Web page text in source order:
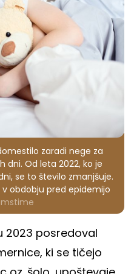
zaradi nege za
dni. Od leta 2022, ko je
se to število zmanjšuje.
obdobju pred epidemijo
2023 posredoval
ki se tičejo